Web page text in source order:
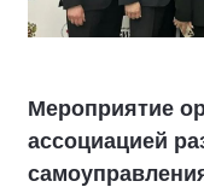
Мероприятие
ассоциацией